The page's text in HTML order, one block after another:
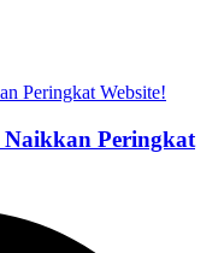
Peringkat